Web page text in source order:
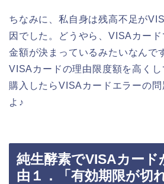
ちなみに、私自身は残高不足が
因でした。どうやら、VISAカー
金額が決まっているみたいなんで
VISAカードの理由限度額を高く
購入したらVISAカードエラーの
よ♪
純生酵素でVISAカード
由１．「有効期限が切